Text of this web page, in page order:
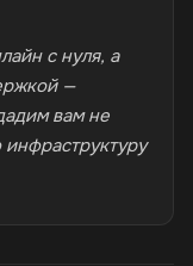
с нуля, а
—
вам не